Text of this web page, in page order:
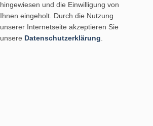
hingewiesen und die Einwilligung von
Ihnen eingeholt. Durch die Nutzung
unserer Internetseite akzeptieren Sie
unsere Datenschutzerklärung